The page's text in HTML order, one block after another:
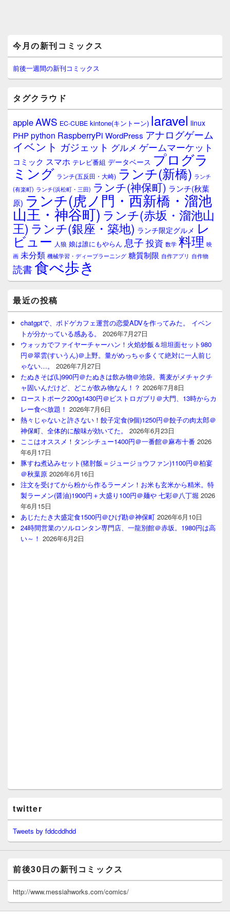
イ
ン
サ
イ
ウ
ィ
ジ
ェ
ア
今月の新刊コミックス
前後一週間の新刊コミックス
タグクラウド
appleAWS EC-CUBE kintone(キントーン) laravel linux
PHPpython RaspberryPi WordPress アナログゲーム
イベント ガジェット グルメ ゲームマーケット
コミック スマホ テレビ番組 データベース プログラ
ミング ランチ(五反田・大崎) ランチ(新橋) ランチ
(有楽町) ランチ(浜松町・三田) ランチ(神保町) ランチ(秋葉
原) ランチ(虎ノ門・西新橋・溜池
山王・神谷町) ランチ(赤坂・溜池山
王) ランチ(銀座・築地) ランチ限定グルメ レ
ビュー 人狼 娘は誰にもやらん 息子 投資 数学 料理 映
画 未分類 機械学習・ディープラーニング 糖質制限 自作アプリ 自作物
読書食べ歩き
最近の投稿
chatgptで、ボドゲカフェ運営の恋愛ADVを作ってみた。 イベン
トが分かっている感ある。
2026年7月27日
ウォッカでファイヤーチャーハン！火焰炒飯＆坦坦面セット980
円＠翠雲(すいうん)＠上野。量がめっちゃ多くて絶対に一人前じ
ゃない…。
2026年7月27日
たぬきそば(L)990円＠たぬきは飲み物＠池袋。蕎麦がメチャクチ
ャ固いんだけど、どこが飲み物なん！？ 2026年7月8日
ローストポーク200g1430円＠ビストロガブリ＠大門、13時からカ
レー食べ放題！ 2026年7月6日
熱々じゃないと許さない！餃子定食(9個)1250円＠餃子の肉太郎＠
神保町、全体的に酸味が効いてた。
2026年6月23日
ここはオススメ！タンシチュー1400円＠一番館＠麻布十番 2026
年6月17日
豚すね煮込みセット(猪肘飯＝ジュージョウファン)1100円＠柏宴
＠秋葉原 2026年6月16日
注文を受けてから粉から作るラーメン！お米も玄米から精米。特
製ラーメン(醤油)1900円＋大盛り100円＠麺や 七彩＠八丁堀 2026
年6月15日
あじたたき大盛定食1500円＠ひげ勘＠神保町 2026年6月10日
24時間営業のソルロンタン専門店、一龍別館＠赤坂。1980円は高
い～！ 2026年6月2日
twitter
Tweets by fddcddhdd
前後30日の新刊コミックス
http://www.messiahworks.com/comics/